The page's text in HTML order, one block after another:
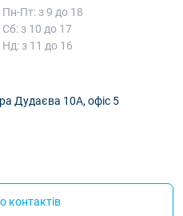
Пн-Пт: з 9 до 18
Сб: з 10 до 17
Нд: з 11 до 16
Дудаєва 10А, офіс 5
контактів